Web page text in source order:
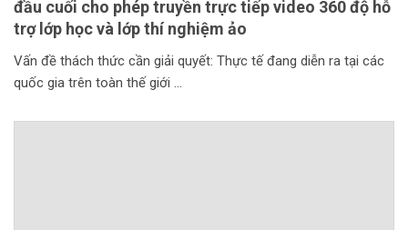
đầu cuối cho phép truyền trực tiếp video 360 độ hỗ
trợ lớp học và lớp thí nghiệm ảo
Vấn đề thách thức cần giải quyết: Thực tế đang diễn ra tại các
quốc gia trên toàn thế giới